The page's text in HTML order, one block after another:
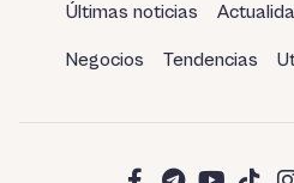
Últimas noticias
Negocios Tendencias